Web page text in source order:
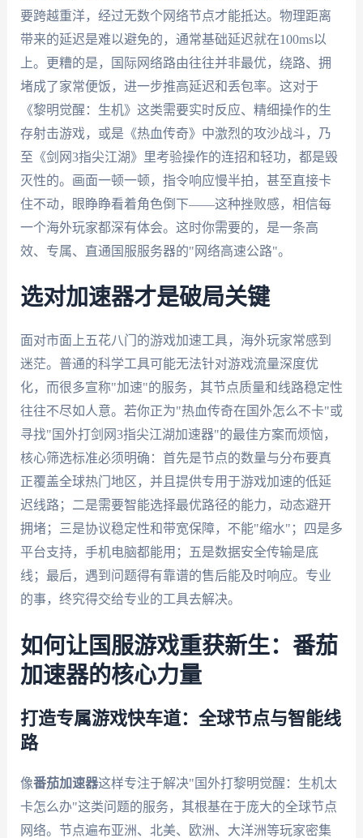
要跨越重洋，经过无数个网络节点才能抵达。物理距离
带来的延迟是难以避免的，通常基础延迟就在100ms以
上。更糟的是，国际网络路由往往并非最优，绕路、拥
堵成了家常便饭，进一步推高延迟和丢包率。这对于
《黎明觉醒：生机》这类需要实时反应、精细操作的生
存射击游戏，或是《热血传奇》中激烈的攻沙战斗，乃
至《剑网3指尖江湖》里考验操作的连招和轻功，都是毁
灭性的。画面一顿一顿，指令响应慢半拍，甚至直接卡
住不动，眼睁睁看着角色倒下——这种挫败感，相信每
一个海外玩家都深有体会。这时你需要的，是一条高
效、专属、直通国服服务器的"网络高速公路"。
选对加速器才是破局关键
面对市面上五花八门的游戏加速工具，海外玩家常感到
迷茫。普通的科学工具可能无法针对游戏流量深度优
化，而很多宣称"加速"的服务，其节点质量和线路稳定性
往往不尽如人意。若你正为"热血传奇在国外怎么不卡"或
寻找"国外打剑网3指尖江湖加速器"的最佳方案而烦恼，
核心筛选标准必须明确：首先是节点的数量与分布要真
正覆盖全球热门地区，并且提供专用于游戏加速的低延
迟线路；二是需要智能选择最优路径的能力，动态避开
拥堵；三是协议稳定性和带宽保障，不能"缩水"；四是多
平台支持，手机电脑都能用；五是数据安全传输是底
线；最后，遇到问题得有靠谱的售后能及时响应。专业
的事，终究得交给专业的工具去解决。
如何让国服游戏重获新生：番茄
加速器的核心力量
打造专属游戏快车道：全球节点与智能线
路
像番茄加速器这样专注于解决"国外打黎明觉醒：生机太
卡怎么办"这类问题的服务，其根基在于庞大的全球节点
网络。节点遍布亚洲、北美、欧洲、大洋洲等玩家密集